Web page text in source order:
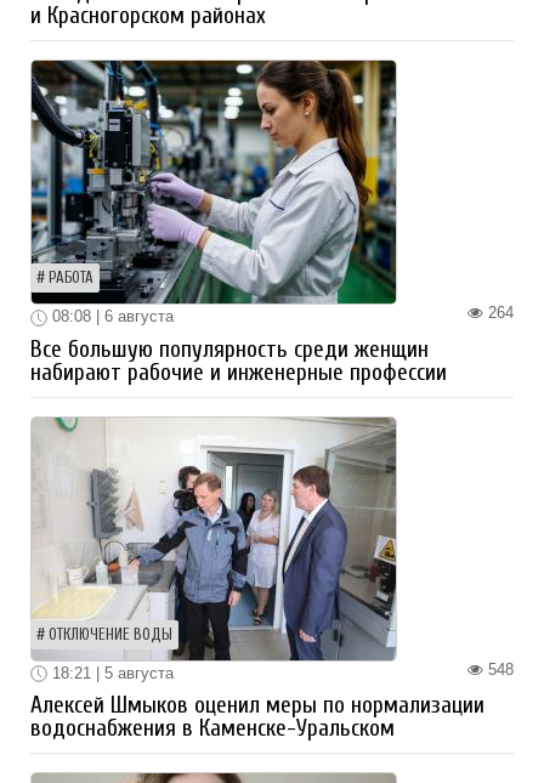
и Красногорском районах
РАБОТА
264
08:08 | 6 августа
Все большую популярность среди женщин
набирают рабочие и инженерные профессии
ОТКЛЮЧЕНИЕ ВОДЫ
548
18:21 | 5 августа
Алексей Шмыков оценил меры по нормализации
водоснабжения в Каменске-Уральском